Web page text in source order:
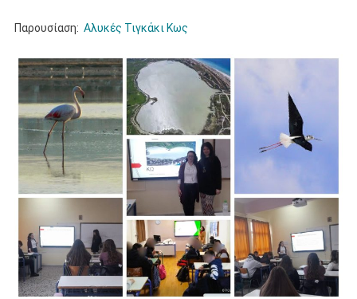
Παρουσίαση: Αλυκές Τιγκάκι Κως